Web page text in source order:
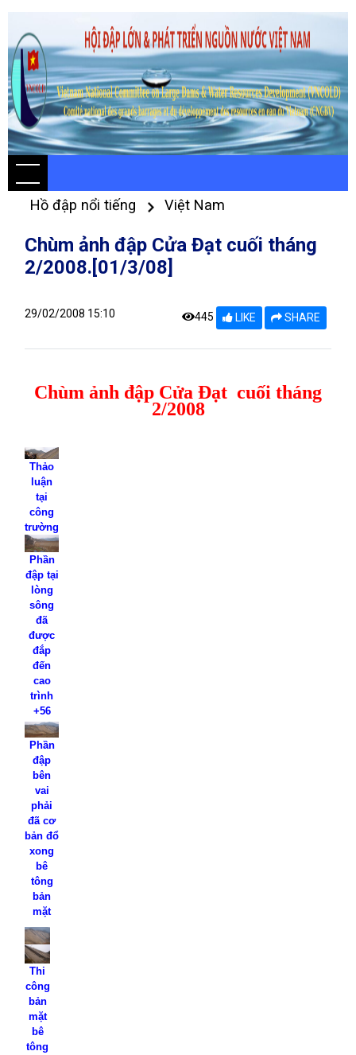
Hồ đập nổi tiếng Việt Nam
Chùm ảnh đập Cửa Đạt cuối tháng
2/2008.[01/3/08]
29/02/2008 15:10 445 LIKE SHARE
Chùm ảnh đập Cửa Đạt cuối tháng
2/2008
Thảo
luận
tại
công
trường
Phần
đập tại
lòng
sông
đã
được
đắp
đến
cao
trình
+56
Phần
đập
bên
vai
phải
đã cơ
bản đổ
xong
bê
tông
bản
mặt
Thi
công
bản
mặt
bê
tông